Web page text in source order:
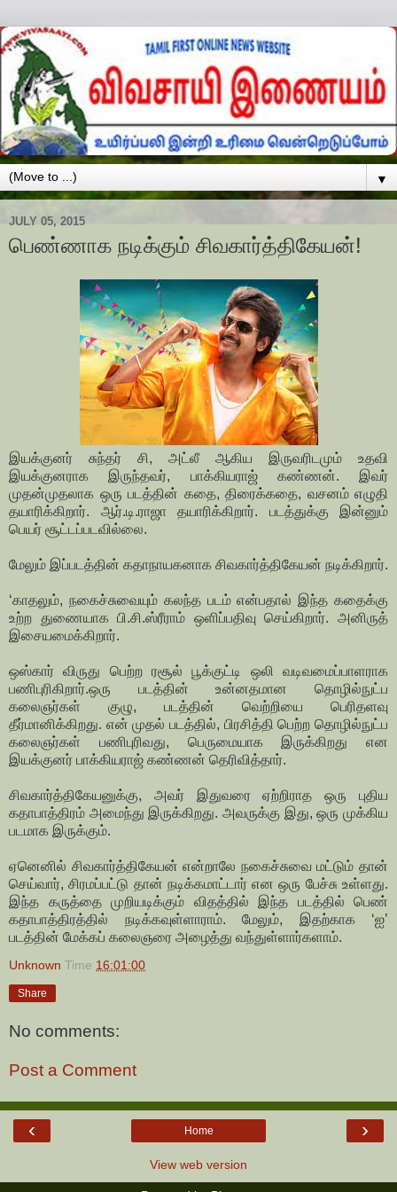
▼
JULY 05, 2015
பெண்ணாக நடிக்கும் சிவகார்த்திகேயன்!
இயக்குனர் சுந்தர் சி, அட்லீ ஆகிய இருவரிடமும் உதவி
இயக்குனராக இருந்தவர், பாக்கியராஜ் கண்ணன். இவர்
முதன்முதலாக ஒரு படத்தின் கதை, திரைக்கதை, வசனம் எழுதி
தயாரிக்கிறார். ஆர்.டி.ராஜா தயாரிக்கிறார். படத்துக்கு இன்னும்
பெயர் சூட்டப்படவில்லை.
மேலும் இப்படத்தின் கதாநாயகனாக சிவகார்த்திகேயன் நடிக்கிறார்.
‘காதலும், நகைச்சுவையும் கலந்த படம் என்பதால் இந்த கதைக்கு
உற்ற துணையாக பி.சி.ஸ்ரீராம் ஒளிப்பதிவு செய்கிறார். அனிருத்
இசையமைக்கிறார்.
ஒஸ்கார் விருது பெற்ற ரசூல் பூக்குட்டி ஒலி வடிவமைப்பாளராக
பணிபுரிகிறார்.ஒரு படத்தின் உன்னதமான தொழில்நுட்ப
கலைஞர்கள் குழு, படத்தின் வெற்றியை பெரிதளவு
தீர்மானிக்கிறது. என் முதல் படத்தில், பிரசித்தி பெற்ற தொழில்நுட்ப
கலைஞர்கள் பணிபுரிவது, பெருமையாக இருக்கிறது என
இயக்குனர் பாக்கியராஜ் கண்ணன் தெரிவித்தார்.
சிவகார்த்திகேயனுக்கு, அவர் இதுவரை ஏற்றிராத ஒரு புதிய
கதாபாத்திரம் அமைந்து இருக்கிறது. அவருக்கு இது, ஒரு முக்கிய
படமாக இருக்கும்.
ஏனெனில் சிவகார்த்திகேயன் என்றாலே நகைச்சுவை மட்டும் தான்
செய்வார், சிரமப்பட்டு தான் நடிக்கமாட்டார் என ஒரு பேச்சு உள்ளது.
இந்த கருத்தை முறியடிக்கும் விதத்தில் இந்த படத்தில் பெண்
கதாபாத்திரத்தில் நடிக்கவுள்ளாராம். மேலும், இதற்காக ‘ஐ’
படத்தின் மேக்கப் கலைஞரை அழைத்து வந்துள்ளார்களாம்.
Unknown Time 16:01:00
Share
No comments:
Post a Comment
‹ ›
Home
View web version